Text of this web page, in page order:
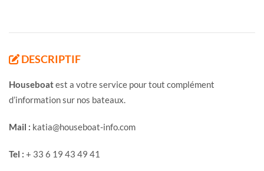
DESCRIPTIF
Houseboatest a votre service pour tout complément
d’information sur nos bateaux.
Mail : katia@houseboat-info.com
Tel : + 33 6 19 43 49 41